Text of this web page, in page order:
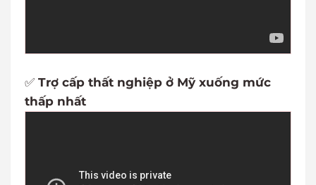
✅ Trợ cấp thất nghiệp ở Mỹ xuống mức
thấp nhất